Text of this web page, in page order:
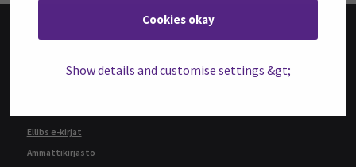
Cookies okay
Show details and customise settings &gt;
KIRJAT
Ellibs e-kirjat
Ammattikirjasto